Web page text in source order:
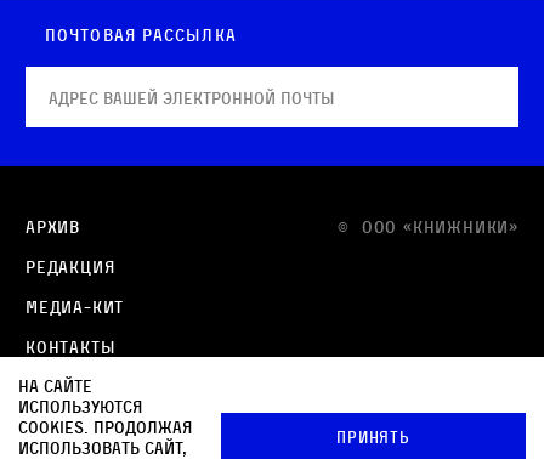
Почтовая рассылка
© OOO «КНИЖНИКИ»
Архив
Редакция
Медиа-кит
Контакты
Политика в отношении обработки персональных
данных
Политика обработки файлов cookie
На сайте
используются
cookies. Продолжая
использовать сайт,
Принять